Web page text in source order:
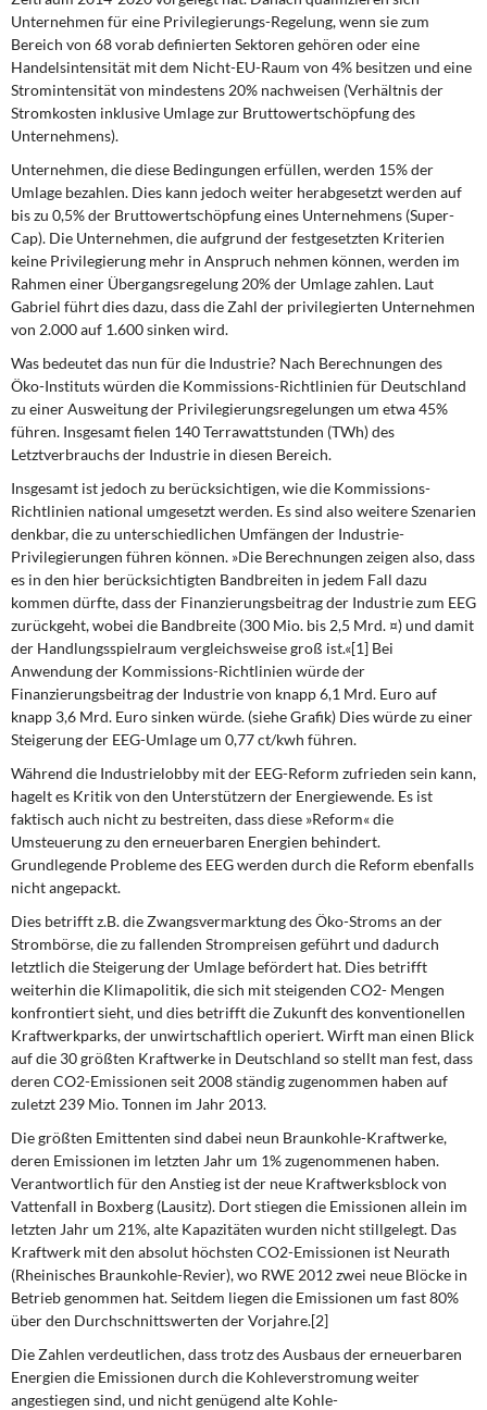
Unternehmen für eine Privilegierungs-Regelung, wenn sie zum
Bereich von 68 vorab definierten Sektoren gehören oder eine
Handelsintensität mit dem Nicht-EU-Raum von 4% besitzen und eine
Stromintensität von mindestens 20% nachweisen (Verhältnis der
Stromkosten inklusive Umlage zur Bruttowertschöpfung des
Unternehmens).
Unternehmen, die diese Bedingungen erfüllen,werden 15% der
Umlage bezahlen. Dies kann jedoch weiter herabgesetzt werden auf
bis zu 0,5% der Bruttowertschöpfung eines Unternehmens (Super-
Cap). Die Unternehmen, die aufgrund der festgesetzten Kriterien
keine Privilegierung mehr in Anspruch nehmen können, werden im
Rahmen einer Übergangsregelung 20% der Umlage zahlen. Laut
Gabriel führt dies dazu, dass die Zahl der privilegierten Unternehmen
von 2.000 auf 1.600 sinken wird.
Was bedeutet das nun für die Industrie? Nach Berechnungen des
Öko-Instituts würden die Kommissions-Richtlinien für Deutschland
zu einer Ausweitung der Privilegierungsregelungen um etwa 45%
führen. Insgesamt fielen 140 Terrawattstunden (TWh) des
Letztverbrauchs der Industrie in diesen Bereich.
Insgesamt ist jedoch zu berücksichtigen,wie die Kommissions-
Richtlinien national umgesetzt werden. Es sind also weitere Szenarien
denkbar, die zu unterschiedlichen Umfängen der Industrie-
Privilegierungen führen können. »Die Berechnungen zeigen also, dass
es in den hier berücksichtigten Bandbreiten in jedem Fall dazu
kommen dürfte, dass der Finanzierungsbeitrag der Industrie zum EEG
zurückgeht, wobei die Bandbreite (300 Mio. bis 2,5 Mrd. ¤) und damit
der Handlungsspielraum vergleichsweise groß ist.«[1] Bei
Anwendung der Kommissions-Richtlinien würde der
Finanzierungsbeitrag der Industrie von knapp 6,1 Mrd. Euro auf
knapp 3,6 Mrd. Euro sinken würde. (siehe Grafik) Dies würde zu einer
Steigerung der EEG-Umlage um 0,77 ct/kwh führen.
Während die Industrielobby mit der EEG-Reform zufrieden sein kann,
hagelt es Kritik von den Unterstützern der Energiewende. Es ist
faktisch auch nicht zu bestreiten, dass diese »Reform« die
Umsteuerung zu den erneuerbaren Energien behindert.
Grundlegende Probleme des EEG werden durch die Reform ebenfalls
nicht angepackt.
Dies betrifft z.B. die Zwangsvermarktung des Öko-Stromsan der
Strombörse, die zu fallenden Strompreisen geführt und dadurch
letztlich die Steigerung der Umlage befördert hat. Dies betrifft
weiterhin die Klimapolitik, die sich mit steigenden CO2- Mengen
konfrontiert sieht, und dies betrifft die Zukunft des konventionellen
Kraftwerkparks, der unwirtschaftlich operiert. Wirft man einen Blick
auf die 30 größten Kraftwerke in Deutschland so stellt man fest, dass
deren CO2-Emissionen seit 2008 ständig zugenommen haben auf
zuletzt 239 Mio. Tonnen im Jahr 2013.
Die größten Emittenten sind dabei neun Braunkohle-Kraftwerke,
deren Emissionen im letzten Jahr um 1% zugenommenen haben.
Verantwortlich für den Anstieg ist der neue Kraftwerksblock von
Vattenfall in Boxberg (Lausitz). Dort stiegen die Emissionen allein im
letzten Jahr um 21%, alte Kapazitäten wurden nicht stillgelegt. Das
Kraftwerk mit den absolut höchsten CO2-Emissionen ist Neurath
(Rheinisches Braunkohle-Revier), wo RWE 2012 zwei neue Blöcke in
Betrieb genommen hat. Seitdem liegen die Emissionen um fast 80%
über den Durchschnittswerten der Vorjahre.[2]
Die Zahlen verdeutlichen,dass trotz des Ausbaus der erneuerbaren
Energien die Emissionen durch die Kohleverstromung weiter
angestiegen sind, und nicht genügend alte Kohle-